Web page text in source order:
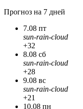
Прогноз на 7 дней
7.08 пт
sun-rain-cloud
+32
8.08 сб
sun-rain-cloud
+28
9.08 вс
sun-rain-cloud
+21
10.08 пн